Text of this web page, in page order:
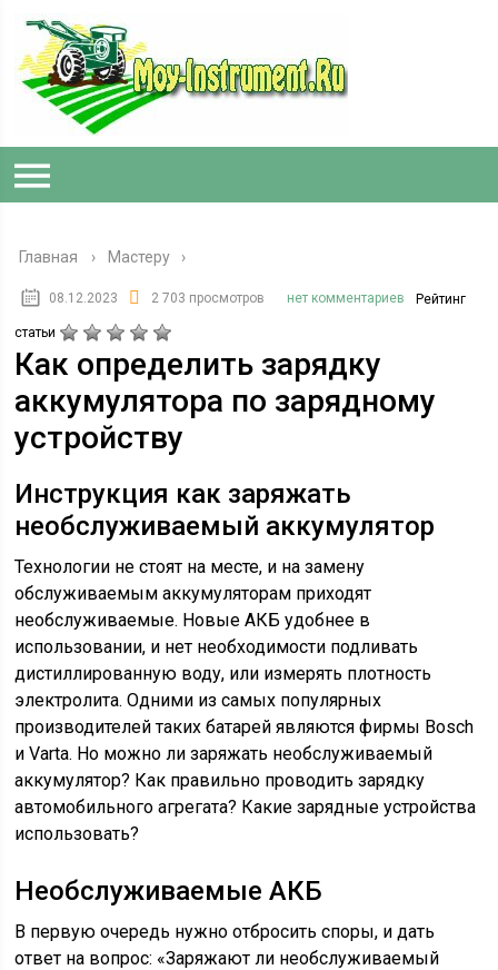
Главная › Мастеру
08.12.2023 2 703 просмотров нет комментариев Рейтинг
статьи
Как определить зарядку
аккумулятора по зарядному
устройству
Инструкция как заряжать
необслуживаемый аккумулятор
Технологии не стоят на месте, и на замену
обслуживаемым аккумуляторам приходят
необслуживаемые. Новые АКБ удобнее в
использовании, и нет необходимости подливать
дистиллированную воду, или измерять плотность
электролита. Одними из самых популярных
производителей таких батарей являются фирмы Bosch
и Varta. Но можно ли заряжать необслуживаемый
аккумулятор? Как правильно проводить зарядку
автомобильного агрегата? Какие зарядные устройства
использовать?
Необслуживаемые АКБ
В первую очередь нужно отбросить споры, и дать
ответ на вопрос: «Заряжают ли необслуживаемый